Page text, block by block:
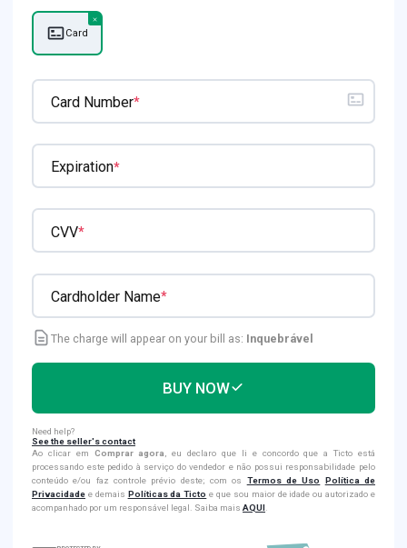
Card
Card Number*
Expiration*
CVV*
Cardholder Name*
The charge will appear on your bill as: Inquebrável
BUY NOW
Need help?
See the seller's contact
Ao clicar em Comprar agora
, eu declaro que li e concordo que a Ticto está
processando este pedido à serviço do vendedor e não possui responsabilidade pelo
conteúdo e/ou faz controle prévio deste; com os Termos de Uso
Política de
Privacidade e demais Políticas da Ticto e que sou maior de idade ou autorizado e
acompanhado por um responsável legal. Saiba mais AQUI